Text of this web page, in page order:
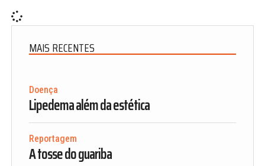
MAIS RECENTES
Doença
Lipedema além da estética
Reportagem
A tosse do guariba